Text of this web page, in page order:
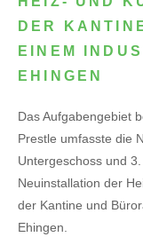
DER
EINEM
EHINGEN
Das Aufgabengebiet
Prestle umfasste die
Untergeschoss und
Neuinstallation der
der Kantine und
Ehingen.